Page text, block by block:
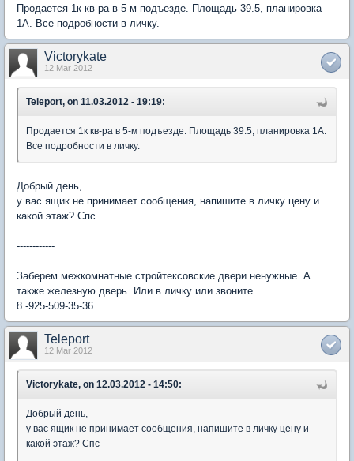
Продается 1к кв-ра в 5-м подъезде. Площадь 39.5, планировка
1А. Все подробности в личку.
Victorykate
12 Mar 2012
Teleport, on 11.03.2012 - 19:19:
Продается 1к кв-ра в 5-м подъезде. Площадь 39.5, планировка 1А.
Все подробности в личку.
Добрый день,
у вас ящик не принимает сообщения, напишите в личку цену и
какой этаж? Спс
------------
Заберем межкомнатные стройтексовские двери ненужные. А
также железную дверь. Или в личку или звоните
8 -925-509-35-36
Teleport
12 Mar 2012
Victorykate, on 12.03.2012 - 14:50:
Добрый день,
у вас ящик не принимает сообщения, напишите в личку цену и
какой этаж? Спс